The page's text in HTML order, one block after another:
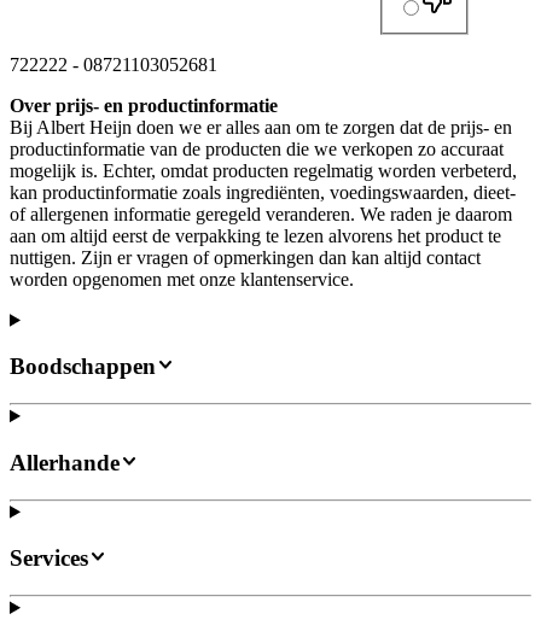
722222 - 08721103052681
Over prijs- en productinformatie
Bij Albert Heijn doen we er alles aan om te zorgen dat de prijs- en
productinformatie van de producten die we verkopen zo accuraat
mogelijk is. Echter, omdat producten regelmatig worden verbeterd,
kan productinformatie zoals ingrediënten, voedingswaarden, dieet-
of allergenen informatie geregeld veranderen. We raden je daarom
aan om altijd eerst de verpakking te lezen alvorens het product te
nuttigen. Zijn er vragen of opmerkingen dan kan altijd contact
worden opgenomen met onze klantenservice.
Boodschappen
Allerhande
Services